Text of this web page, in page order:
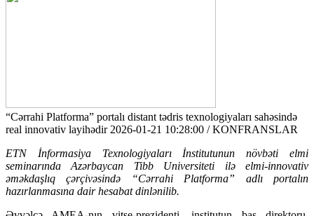
“Cərrahi Platforma” portalı distant tədris texnologiyaları sahəsində
real innovativ layihədir 2026-01-21 10:28:00 / KONFRANSLAR
ETN İnformasiya Texnologiyaları İnstitutunun növbəti elmi
seminarındaAzərbaycan Tibb Universiteti ilə elmi-innovativ
əməkdaşlıq çərçivəsində “Cərrahi Platforma” adlı portalın
hazırlanmasına dair hesabat dinlənilib.